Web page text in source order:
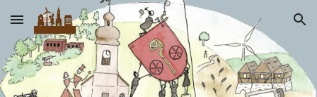
Skip to main content Skip to navigation